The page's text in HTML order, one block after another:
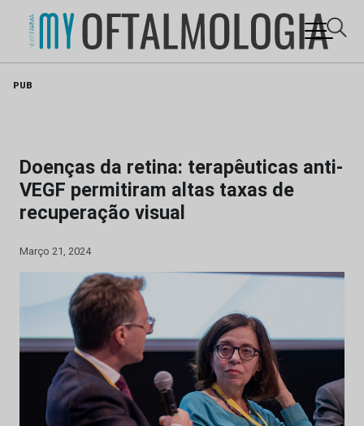
PUB
Doenças da retina: terapêuticas anti-
VEGF permitiram altas taxas de
recuperação visual
Março 21, 2024